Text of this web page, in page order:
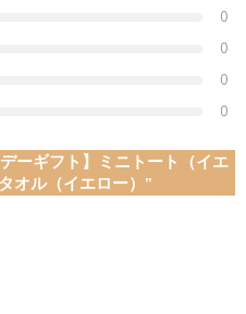
0
0
0
0
ーギフト】ミニトート（イエ
オル（イエロー）”